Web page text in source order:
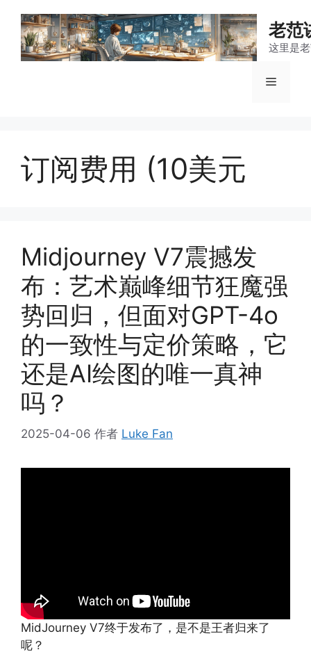
老范
这里是
菜
订阅费用 (10美元
Midjourney V7震撼发
布：艺术巅峰细节狂魔强
势回归，但面对GPT-4o
的一致性与定价策略，它
还是AI绘图的唯一真神
吗？
2025-04-06 作者 Luke Fan
MidJourney V7终于发布了，是不是王者归来了
呢？